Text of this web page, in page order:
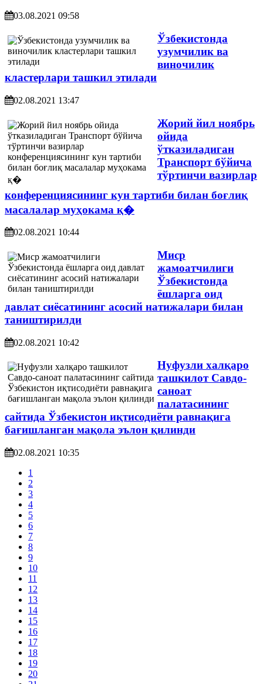
03.08.2021 09:58
Ўзбекистонда
узумчилик ва
виночилик
кластерлари ташкил этилади
02.08.2021 13:47
Жорий йил ноябрь
ойида
ўтказиладиган
Транспорт бўйича
тўртинчи вазирлар
конференциясининг кун тартиби билан боғлиқ
масалалар муҳокама қ�
02.08.2021 10:44
Миср
жамоатчилиги
Ўзбекистонда
ёшларга оид
давлат сиёсатининг асосий натижалари билан
таништирилди
02.08.2021 10:42
Нуфузли халқаро
ташкилот Савдо-
саноат
палатасининг
сайтида Ўзбекистон иқтисодиёти равнақига
бағишланган мақола эълон қилинди
02.08.2021 10:35
1
2
3
4
5
6
7
8
9
10
11
12
13
14
15
16
17
18
19
20